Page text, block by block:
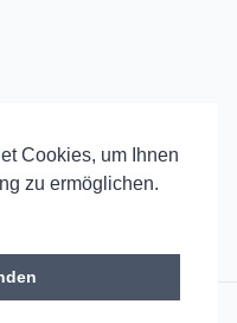
Cookies, um Ihnen
zu ermöglichen.